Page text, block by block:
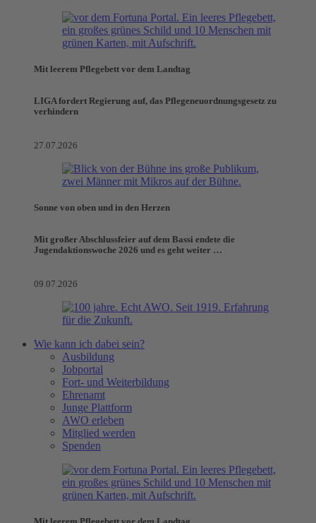
Mit leerem Pflegebett vor dem Landtag
LIGA fordert Regierung auf, das Pflegeneuordnungsgesetz zu
verhindern
27.07.2026
Sonne von oben und in den Herzen
Mit großer Abschlussfeier auf dem Bassi endete die
Jugendaktionswoche 2026 und es geht weiter …
09.07.2026
Wie kann ich dabei sein?
Ausbildung
Jobportal
Fort- und Weiterbildung
Ehrenamt
Junge Plattform
AWO erleben
Mitglied werden
Spenden